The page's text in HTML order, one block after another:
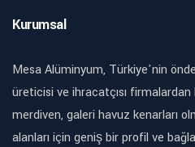
Kurumsal
Mesa Alüminyum, Türkiye'nin
üreticisi ve ihracatçısı
merdiven, galeri havuz kenarları
alanları için geniş bir profil ve